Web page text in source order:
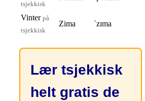
tsjekkisk
Vinter på
tsjekkisk
Zima ˈzɪma
Lær tsjekkisk
helt gratis de